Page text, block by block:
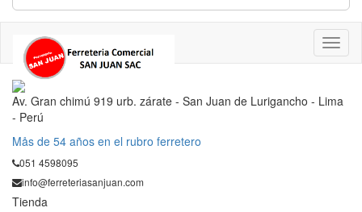
Av. Gran chimú 919 urb. zárate - San Juan de Lurigancho - Lima
- Perú
Mås de 54 años en el rubro ferretero
051 4598095
info@ferreteriasanjuan.com
Tienda